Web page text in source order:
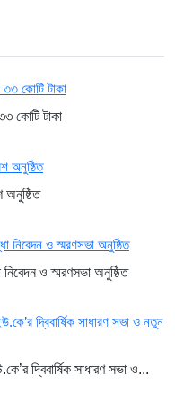
রহমান
কোটি টাকা
অনুষ্ঠিত
নিবেদন ও স্মরণসভা অনুষ্ঠিত
দ্বিবার্ষিক সাধারণ সভা ও...